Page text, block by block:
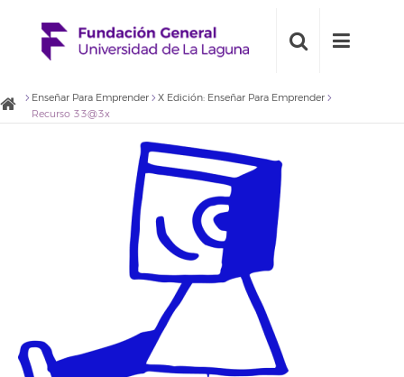
Enseñar Para Emprender
X Edición: Enseñar Para Emprender
Recurso 33@3x